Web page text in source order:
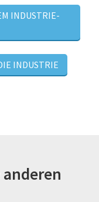
INDUSTRIE-
INDUSTRIE